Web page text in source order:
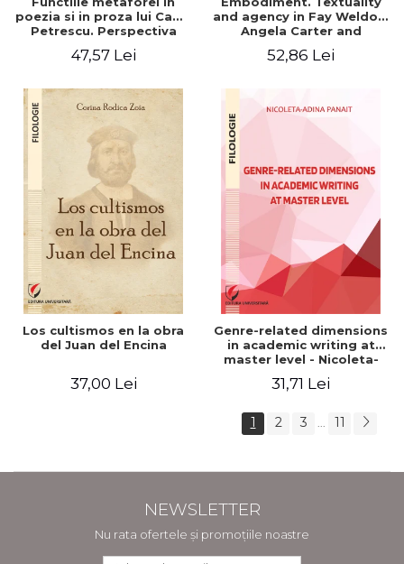
poezia si in proza lui Camil
Petrescu. Perspectiva
47,57 Lei
and agency in Fay Weldon,
Angela Carter and
fiction
52,86 Lei
Los cultismos en la obra
del Juan del Encina
37,00 Lei
Genre-related dimensions
in academic writing at
master level - Nicoleta-
31,71 Lei
1 2 3 ... 11
NEWSLETTER
Nu rata ofertele și promoțiile noastre